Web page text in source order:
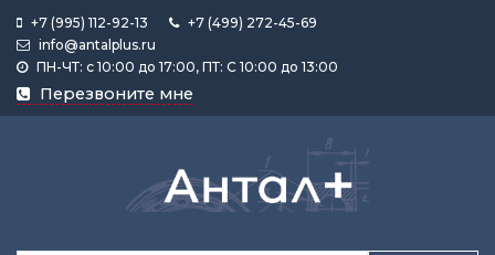
+7 (995) 112-92-13
+7 (499) 272-45-69
info@antalplus.ru
ПН-ЧТ: с 10:00 до 17:00, ПТ: С 10:00 до 13:00
Перезвоните мне
Каталог
продукции